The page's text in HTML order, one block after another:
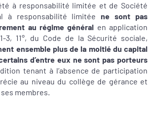
à responsabilité limitée et de Société
à responsabilité limitée ne sont pas
au régime général en application
3, 11°, du Code de la Sécurité sociale,
ensemble plus de la moitié du capital
d’entre eux ne sont pas porteurs
tenant à l’absence de participation
au niveau du collège de gérance et
membres.